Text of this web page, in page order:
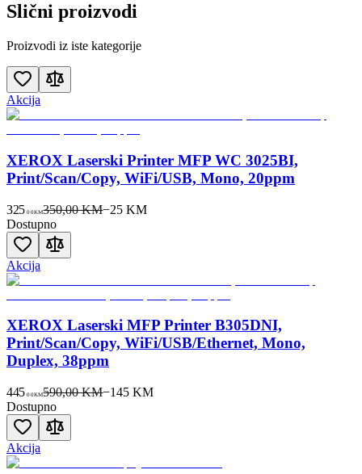
Slični proizvodi
Proizvodi iz iste kategorije
Akcija
XEROX Laserski Printer MFP WC 3025BI,
Print/Scan/Copy, WiFi/USB, Mono, 20ppm
325 00KM350,00 KM−25 KM
Dostupno
Akcija
XEROX Laserski MFP Printer B305DNI,
Print/Scan/Copy, WiFi/USB/Ethernet, Mono,
Duplex, 38ppm
445 00KM590,00 KM−145 KM
Dostupno
Akcija